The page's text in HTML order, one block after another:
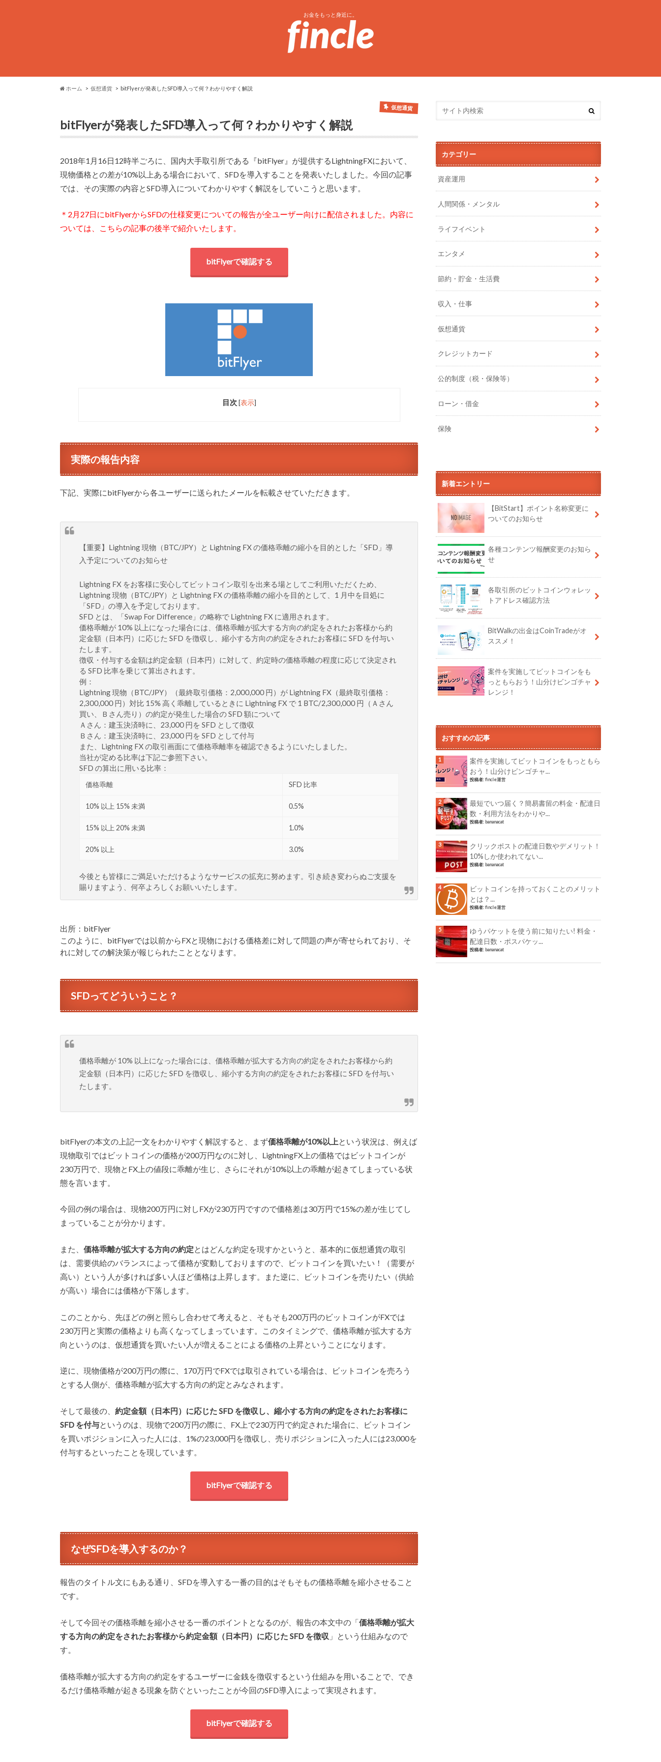
お金をもっと身近に。
ホーム 仮想通貨 bitFlyerが発表したSFD導入って何？わかりやすく解説
仮想通貨
bitFlyerが発表したSFD導入って何？わかりやすく解説
2018年1月16日12時半ごろに、国内大手取引所である『bitFlyer』が提供するLightningFXにおいて、
現物価格との差が10%以上ある場合において、SFDを導入することを発表いたしました。今回の記事
では、その実際の内容とSFD導入についてわかりやすく解説をしていこうと思います。
＊2月27日にbitFlyerからSFDの仕様変更についての報告が全ユーザー向けに配信されました。内容に
ついては、こちらの記事の後半で紹介いたします。
bitFlyerで確認する
目次 [表示]
実際の報告内容
下記、実際にbitFlyerから各ユーザーに送られたメールを転載させていただきます。
【重要】Lightning 現物（BTC/JPY）と Lightning FX の価格乖離の縮小を目的とした「SFD」導
入予定についてのお知らせ
Lightning FX をお客様に安心してビットコイン取引を出来る場としてご利用いただくため、
Lightning 現物（BTC/JPY）と Lightning FX の価格乖離の縮小を目的として、1 月中を目処に
「SFD」の導入を予定しております。
SFD とは、「Swap For Difference」の略称で Lightning FX に適用されます。
価格乖離が 10% 以上になった場合には、価格乖離が拡大する方向の約定をされたお客様から約
定金額（日本円）に応じた SFD を徴収し、縮小する方向の約定をされたお客様に SFD を付与い
たします。
徴収・付与する金額は約定金額（日本円）に対して、約定時の価格乖離の程度に応じて決定され
る SFD 比率を乗じて算出されます。
例：
Lightning 現物（BTC/JPY）（最終取引価格：2,000,000 円）が Lightning FX（最終取引価格：
2,300,000 円）対比 15% 高く乖離しているときに Lightning FX で 1 BTC/2,300,000 円（Ａさん
買い、Ｂさん売り）の約定が発生した場合の SFD 額について
Ａさん：建玉決済時に、23,000 円を SFD として徴収
Ｂさん：建玉決済時に、23,000 円を SFD として付与
また、Lightning FX の取引画面にて価格乖離率を確認できるようにいたしました。
当社が定める比率は下記ご参照下さい。
SFD の算出に用いる比率：
価格乖離 SFD 比率
10% 以上 15% 未満 0.5%
15% 以上 20% 未満 1.0%
20% 以上 3.0%
今後とも皆様にご満足いただけるようなサービスの拡充に努めます。引き続き変わらぬご支援を
賜りますよう、何卒よろしくお願いいたします。
出所：bitFlyer
このように、bitFlyerでは以前からFXと現物における価格差に対して問題の声が寄せられており、そ
れに対しての解決策が報じられたこととなります。
SFDってどういうこと？
価格乖離が 10% 以上になった場合には、価格乖離が拡大する方向の約定をされたお客様から約
定金額（日本円）に応じた SFD を徴収し、縮小する方向の約定をされたお客様に SFD を付与い
たします。
bitFlyerの本文の上記一文をわかりやすく解説すると、まず価格乖離が10%以上 という状況は、例えば
現物取引ではビットコインの価格が200万円なのに対し、LightningFX上の価格ではビットコインが
230万円で、現物とFX上の値段に乖離が生じ、さらにそれが10%以上の乖離が起きてしまっている状
態を言います。
今回の例の場合は、現物200万円に対しFXが230万円ですので価格差は30万円で15%の差が生じてし
まっていることが分かります。
また、 価格乖離が拡大する方向の約定とはどんな約定を現すかというと、基本的に仮想通貨の取引
は、需要供給のバランスによって価格が変動しておりますので、ビットコインを買いたい！（需要が
高い）という人が多ければ多い人ほど価格は上昇します。また逆に、ビットコインを売りたい（供給
が高い）場合には価格が下落します。
このことから、先ほどの例と照らし合わせて考えると、そもそも200万円のビットコインがFXでは
230万円と実際の価格よりも高くなってしまっています。このタイミングで、価格乖離が拡大する方
向というのは、仮想通貨を買いたい人が増えることによる価格の上昇ということになります。
逆に、現物価格が200万円の際に、170万円でFXでは取引されている場合は、ビットコインを売ろう
とする人側が、価格乖離が拡大する方向の約定とみなされます。
そして最後の、 約定金額（日本円）に応じた SFD を徴収し、縮小する方向の約定をされたお客様に
SFD を付与というのは、現物で200万円の際に、FX上で230万円で約定された場合に、ビットコイン
を買いポジションに入った人には、1%の23,000円を徴収し、売りポジションに入った人には23,000を
付与するといったことを現しています。
bitFlyerで確認する
なぜSFDを導入するのか？
報告のタイトル文にもある通り、SFDを導入する一番の目的はそもそもの価格乖離を縮小させること
です。
そして今回その価格乖離を縮小させる一番のポイントとなるのが、報告の本文中の「価格乖離が拡大
する方向の約定をされたお客様から約定金額（日本円）に応じた SFD を徴収 」という仕組みなので
す。
価格乖離が拡大する方向の約定をするユーザーに金銭を徴収するという仕組みを用いることで、でき
るだけ価格乖離が起きる現象を防ぐといったことが今回のSFD導入によって実現されます。
bitFlyerで確認する
カテゴリー
資産運用
人間関係・メンタル
ライフイベント
エンタメ
節約・貯金・生活費
収入・仕事
仮想通貨
クレジットカード
公的制度（税・保険等）
ローン・借金
保険
新着エントリー
【BitStart】ポイント名称変更に
ついてのお知らせ
各種コンテンツ報酬変更のお知ら
せ
各取引所のビットコインウォレッ
トアドレス確認方法
BitWalkの出金はCoinTradeがオ
ススメ！
案件を実施してビットコインをも
っともらおう！山分けビンゴチャ
レンジ！
おすすめの記事
案件を実施してビットコインをもっともら
おう！山分けビンゴチャ...
投稿者:fincle運営
最短でいつ届く？簡易書留の料金・配達日
数・利用方法をわかりや...
投稿者: bananacat
クリックポストの配達日数やデメリット！
10%しか使われてない...
投稿者: bananacat
ビットコインを持っておくことのメリット
とは？...
投稿者:fincle運営
ゆうパケットを使う前に知りたい! 料金・
配達日数・ポスパケッ...
投稿者: bananacat